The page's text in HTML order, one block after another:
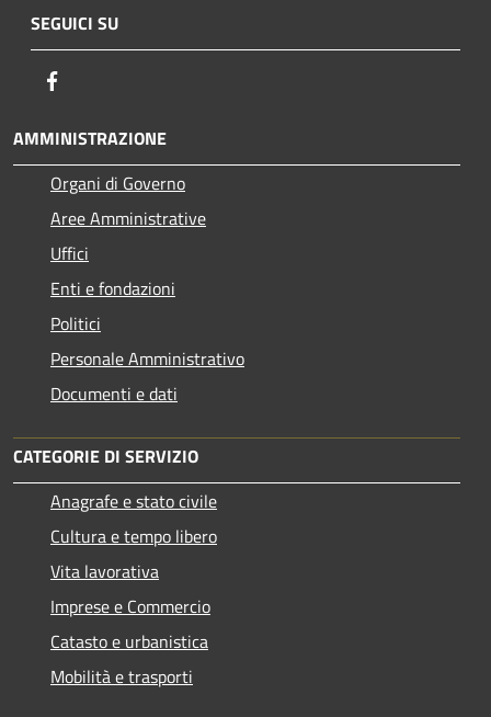
SEGUICI SU
AMMINISTRAZIONE
Organi di Governo
Aree Amministrative
Uffici
Enti e fondazioni
Politici
Personale Amministrativo
Documenti e dati
CATEGORIE DI SERVIZIO
Anagrafe e stato civile
Cultura e tempo libero
Vita lavorativa
Imprese e Commercio
Catasto e urbanistica
Mobilità e trasporti